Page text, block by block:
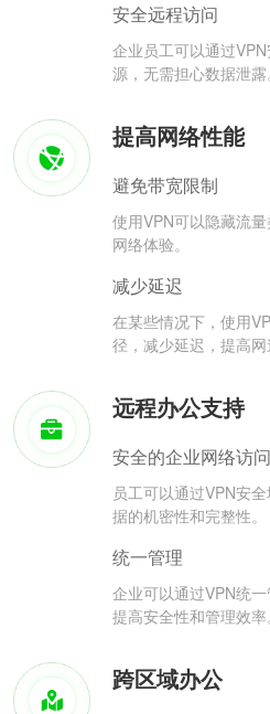
安全远程访问
企业员工可以通过
源，无需担心数据泄露
提高网络性能
避免带宽限制
使用VPN可以隐藏流
网络体验。
减少延迟
在某些情况下，使用
径，减少延迟，提高网
远程办公支持
安全的企业网络访问
员工可以通过VPN安
据的机密性和完整性。
统一管理
企业可以通过VPN统
提高安全性和管理效率
跨区域办公